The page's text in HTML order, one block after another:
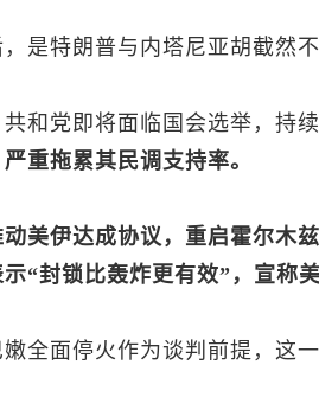
是特朗普与内塔尼亚胡截然
和党即将面临国会选举，持
严重拖累其民调支持率。
动美伊达成协议，重启霍尔木
“封锁比轰炸更有效”，宣称
全面停火作为谈判前提，这